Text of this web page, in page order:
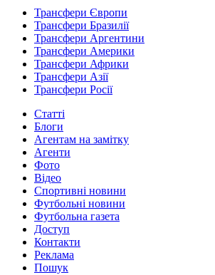
Трансфери Європи
Трансфери Бразилії
Трансфери Аргентини
Трансфери Америки
Трансфери Африки
Трансфери Азії
Трансфери Росії
Статті
Блоги
Агентам на замітку
Агенти
Фото
Відео
Спортивні новини
Футбольні новини
Футбольна газета
Доступ
Контакти
Реклама
Пошук